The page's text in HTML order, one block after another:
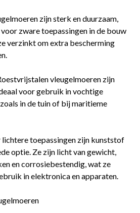
zijn sterk en duurzaam,
zware toepassingen in de bouw
verzinkt om extra bescherming
vleugelmoeren zijn
voor gebruik in vochtige
in de tuin of bij maritieme
toepassingen zijn kunststof
optie. Ze zijn licht van gewicht,
en corrosiebestendig, wat ze
in elektronica en apparaten.